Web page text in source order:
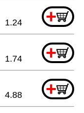
+
1.24
+
1.74
+
4.88